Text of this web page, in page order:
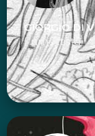
GIORGIO DI
Fumettista